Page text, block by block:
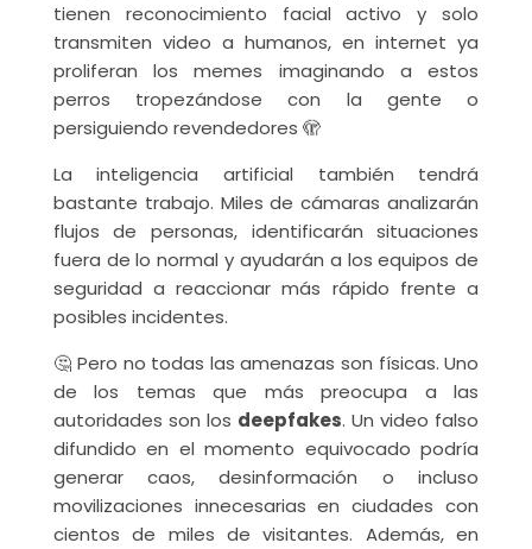
tienen reconocimiento facial activo y solo
transmiten video a humanos, en internet ya
proliferan los memes imaginando a estos
perros tropezándose con la gente o
persiguiendo revendedores 🫣
La inteligencia artificial también tendrá
bastante trabajo. Miles de cámaras analizarán
flujos de personas, identificarán situaciones
fuera de lo normal y ayudarán a los equipos de
seguridad a reaccionar más rápido frente a
posibles incidentes.
🤔 Pero no todas las amenazas son físicas. Uno
de los temas que más preocupa a las
autoridades son los deepfakes. Un video falso
difundido en el momento equivocado podría
generar caos, desinformación o incluso
movilizaciones innecesarias en ciudades con
cientos de miles de visitantes. Además, en